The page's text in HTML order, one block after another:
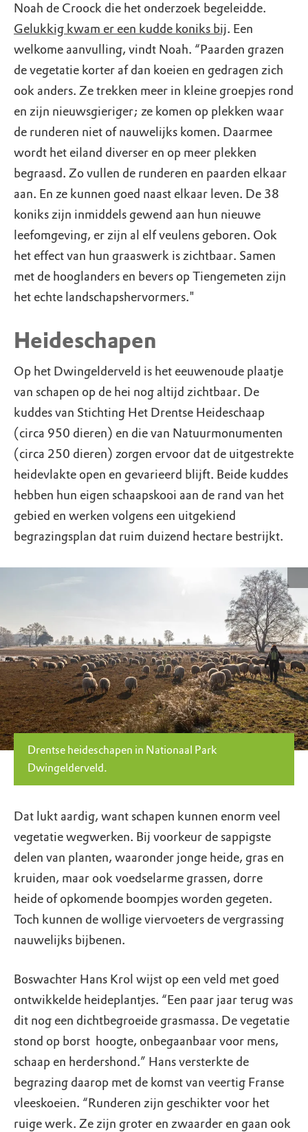
Noah de Croock die het onderzoek begeleidde.
Gelukkig kwam er een kudde koniks bij. Een
welkome aanvulling, vindt Noah. “Paarden grazen
de vegetatie korter af dan koeien en gedragen zich
ook anders. Ze trekken meer in kleine groepjes rond
en zijn nieuwsgieriger; ze komen op plekken waar
de runderen niet of nauwelijks komen. Daarmee
wordt het eiland diverser en op meer plekken
begraasd. Zo vullen de runderen en paarden elkaar
aan. En ze kunnen goed naast elkaar leven. De 38
koniks zijn inmiddels gewend aan hun nieuwe
leefomgeving, er zijn al elf veulens geboren. Ook
het effect van hun graaswerk is zichtbaar. Samen
met de hooglanders en bevers op Tiengemeten zijn
het echte landschapshervormers."
Heideschapen
Op het Dwingelderveld is het eeuwenoude plaatje
van schapen op de hei nog altijd zichtbaar. De
kuddes van Stichting Het Drentse Heideschaap
(circa 950 dieren) en die van Natuurmonumenten
(circa 250 dieren) zorgen ervoor dat de uitgestrekte
heidevlakte open en gevarieerd blijft. Beide kuddes
hebben hun eigen schaapskooi aan de rand van het
gebied en werken volgens een uitgekiend
begrazingsplan dat ruim duizend hectare bestrijkt.
Drentse heideschapen in Nationaal Park
Dwingelderveld.
Dat lukt aardig, want schapen kunnen enorm veel
vegetatie wegwerken. Bij voorkeur de sappigste
delen van planten, waaronder jonge heide, gras en
kruiden, maar ook voedselarme grassen, dorre
heide of opkomende boompjes worden gegeten.
Toch kunnen de wollige viervoeters de vergrassing
nauwelijks bijbenen.
Boswachter Hans Krol wijst op een veld met goed
ontwikkelde heideplantjes. “Een paar jaar terug was
dit nog een dichtbegroeide grasmassa. De vegetatie
stond op borst ­ hoogte, onbegaanbaar voor mens,
schaap en herdershond.” Hans versterkte de
begrazing daarop met de komst van veertig Franse
vleeskoeien. “Runderen zijn geschikter voor het
ruige werk. Ze zijn groter en zwaarder en gaan ook